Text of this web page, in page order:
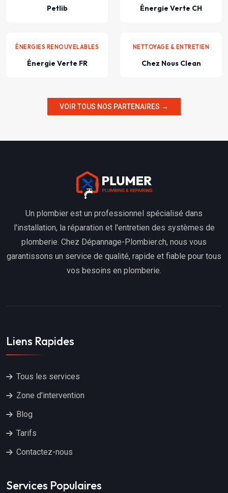
Petlib Énergie Verte CH
ÉNERGIES RENOUVELABLES
Énergie Verte FR
NETTOYAGE & ENTRETIEN
Chez Nous Clean
VOIR TOUS NOS PARTENAIRES →
Un plombier est un professionnel spécialisé dans
l'installation, la réparation et l'entretien des systèmes de
plomberie. Chez Dépannage-Plombier.ch, nous vous
garantissons un service de qualité, rapide et fiable pour tous
vos besoins en plomberie.
Liens Rapides
Tous les services
Zone d'intervention
Blog
Tarifs
Contactez-nous
Services Populaires